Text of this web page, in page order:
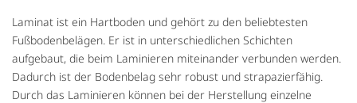
Laminat ist ein Hartboden und gehört zu den beliebtesten
Fußbodenbelägen. Er ist in unterschiedlichen Schichten
aufgebaut, die beim Laminieren miteinander verbunden werden.
Dadurch ist der Bodenbelag sehr robust und strapazierfähig.
Durch das Laminieren können bei der Herstellung einzelne